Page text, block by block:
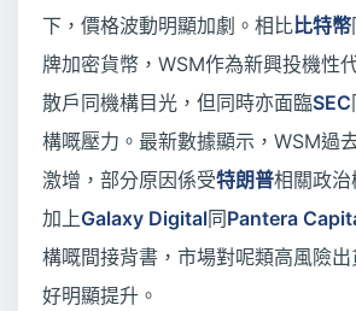
下，價格波動明顯加劇。相比比特幣
牌加密貨幣，WSM作為新興投機性
散戶同機構目光，但同時亦面臨SEC
構嘅壓力。最新數據顯示，WSM過
激增，部分原因係受特朗普相關政治
加上Galaxy Digital同Pantera
構嘅間接背書，市場對呢類高風險
好明顯提升。